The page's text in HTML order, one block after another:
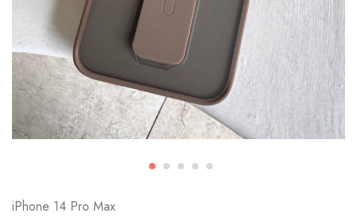
iPhone 14 Pro Max